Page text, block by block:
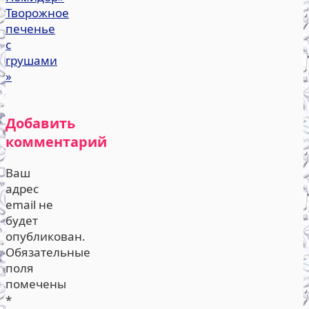
Творожное
печенье
с
грушами
»
Добавить
комментарий
Ваш
адрес
email не
будет
опубликован.
Обязательные
поля
помечены
*